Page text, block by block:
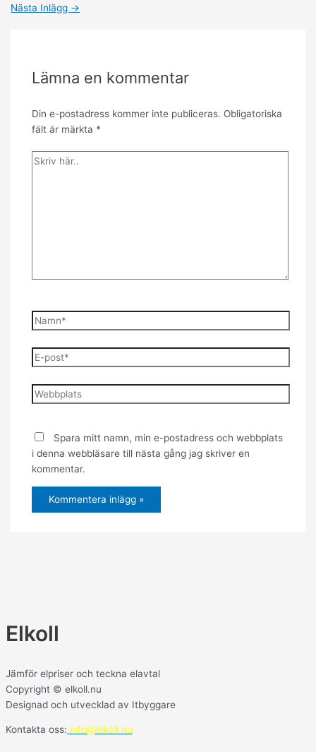
Nästa Inlägg →
Lämna en kommentar
Din e-postadress kommer inte publiceras. Obligatoriska
fält är märkta *
Skriv
Namn*
E-
post*
Webbplats
Spara mitt namn, min e-postadress och webbplats
i denna webbläsare till nästa gång jag skriver en
kommentar.
Elkoll
Jämför elpriser och teckna elavtal
Copyright © elkoll.nu
Designad och utvecklad av Itbyggare
Kontakta oss: info@elkoll.nu